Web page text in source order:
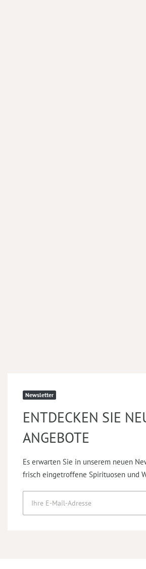
Newsletter
ENTDECKEN SIE
ANGEBOTE
Es erwarten Sie in unserem neuen
frisch eingetroffene Spirituosen und